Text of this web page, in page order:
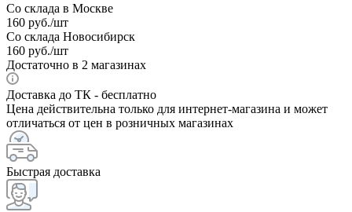
Со склада в Москве
160 руб./шт
Со склада Новосибирск
160 руб./шт
Достаточно в 2 магазинах
Доставка до ТК - бесплатно
Цена действительна только для интернет-магазина и может
отличаться от цен в розничных магазинах
Быстрая доставка